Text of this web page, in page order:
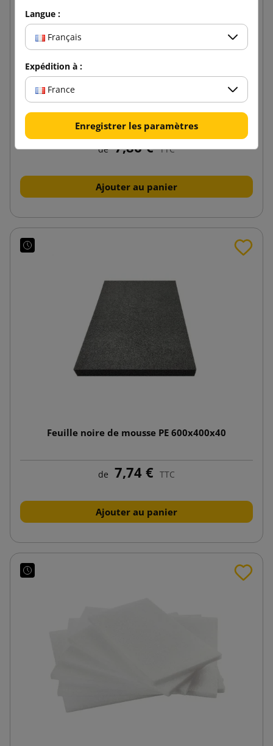
de 7,86 € TTC
Ajouter au panier
Feuille noire de mousse PE 600x400x40
de 7,74 € TTC
Ajouter au panier
Langue :
Français
Expédition à :
France
Enregistrer les paramètres